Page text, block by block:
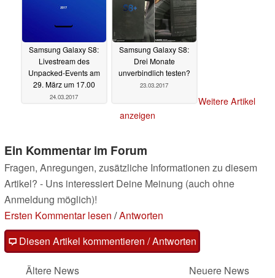
Samsung Galaxy S8:
Livestream des
Unpacked-Events am
29. März um 17.00
24.03.2017
Samsung Galaxy S8:
Drei Monate
unverbindlich testen?
23.03.2017
Weitere Artikel
anzeigen
Ein Kommentar im Forum
Fragen, Anregungen, zusätzliche Informationen zu diesem
Artikel? - Uns interessiert Deine Meinung (auch ohne
Anmeldung möglich)!
Ersten Kommentar lesen /Antworten
Diesen Artikel kommentieren / Antworten
Ältere News
Neuere News